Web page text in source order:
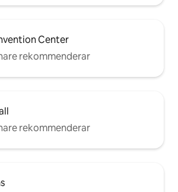
Center
rekommenderar
rekommenderar